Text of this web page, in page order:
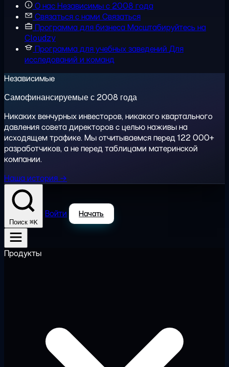
О насНезависимы с 2008 года
Связаться с нами Связаться
Программа для бизнесаМасштабируйтесь на
Cloudzy
Программа для учебных заведений Для
исследований и команд
Независимые
Самофинансируемые с 2008 года
Никаких венчурных инвесторов, никакого квартального
давления совета директоров с целью наживы на
исходящем трафике. Мы отчитываемся перед 122 000+
разработчиков, а не перед таблицами материнской
компании.
Наша история →
Поиск ⌘K
Войти Начать
Продукты